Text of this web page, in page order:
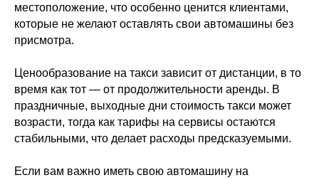
местоположение, что особенно ценится клиентами,
которые не желают оставлять свои автомашины без
присмотра.
Ценообразование на такси зависит от дистанции, в то
время как тот — от продолжительности аренды. В
праздничные, выходные дни стоимость такси может
возрасти, тогда как тарифы на сервисы остаются
стабильными, что делает расходы предсказуемыми.
Если вам важно иметь свою автомашину на